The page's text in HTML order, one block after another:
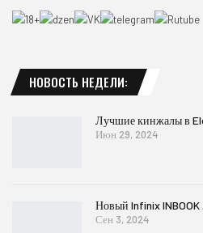
НОВОСТЬ НЕДЕЛИ:
Лучшие кинжалы в
Июн 29, 2024
Новый Infinix INBOOK
Сен 3, 2024